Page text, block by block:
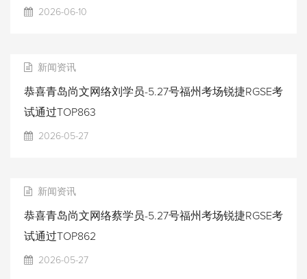
2026-06-10
新闻资讯
恭喜青岛尚文网络刘学员-5.27号福州考场锐捷RGSE考
试通过TOP863
2026-05-27
新闻资讯
恭喜青岛尚文网络蔡学员-5.27号福州考场锐捷RGSE考
试通过TOP862
2026-05-27